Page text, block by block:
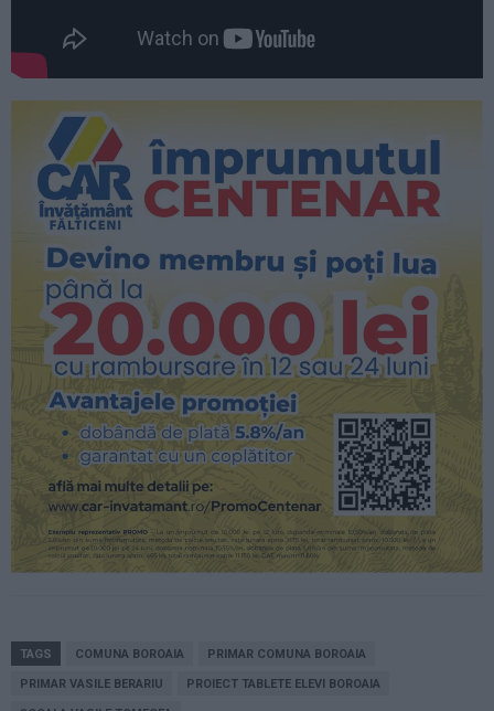
TAGS COMUNA BOROAIA PRIMAR COMUNA BOROAIA
PRIMAR VASILE BERARIU PROIECT TABLETE ELEVI BOROAIA